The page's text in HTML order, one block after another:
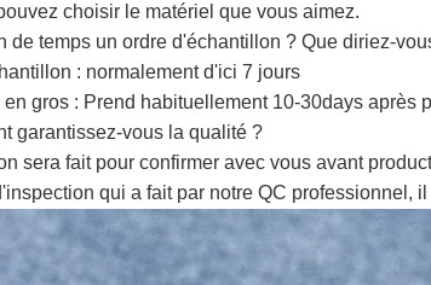
choisir le matériel que vous aimez.
de temps un ordre d'échantillon ? Que diriez-
: normalement d'ici 7 jours
gros : Prend habituellement 10-30days après
garantissez-vous la qualité ?
sera fait pour confirmer avec vous avant
qui a fait par notre QC professionnel,